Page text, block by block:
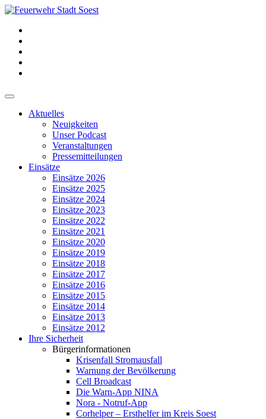
Aktuelles
Neuigkeiten
Unser Podcast
Veranstaltungen
Pressemitteilungen
Einsätze
Einsätze 2026
Einsätze 2025
Einsätze 2024
Einsätze 2023
Einsätze 2022
Einsätze 2021
Einsätze 2020
Einsätze 2019
Einsätze 2018
Einsätze 2017
Einsätze 2016
Einsätze 2015
Einsätze 2014
Einsätze 2013
Einsätze 2012
Ihre Sicherheit
Bürgerinformationen
Krisenfall Stromausfall
Warnung der Bevölkerung
Cell Broadcast
Die Warn-App NINA
Nora - Notruf-App
Corhelper – Ersthelfer im Kreis Soest